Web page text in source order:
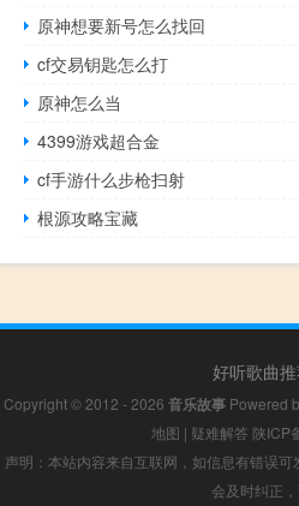
原神想要新号怎么找回
cf交易钥匙怎么打
原神怎么当
4399游戏超合金
cf手游什么步枪扫射
根源攻略宝藏
好听歌曲
Copyright © 2012 - 2026 音乐故事 Powered
地图 | 疑难解答 陕ICP
声明：本站内容来自互联网，如信息有错误
会及时纠正